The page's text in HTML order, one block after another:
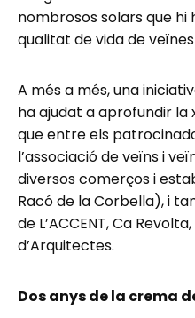
nombrosos solars que
qualitat de vida de veïnes
A més a més, una
ha ajudat a aprofundir la
que entre els
l’associació de veïns i
diversos comerços i
Racó de la Corbella), i
de L’ACCENT, Ca
d’Arquitectes.
Dos anys de la crema